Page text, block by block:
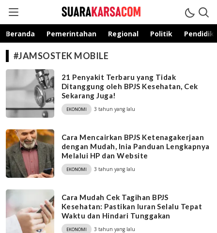
suarakarsa.com
Informasi terpercaya
Beranda Pemerintahan Regional Politik
#JAMSOSTEK MOBILE
21 Penyakit Terbaru yang Tidak
Ditanggung oleh BPJS Kesehatan, Cek
Sekarang Juga!
EKONOMI 3 tahun yang lalu
Cara Mencairkan BPJS Ketenagakerjaan
dengan Mudah, Inia Panduan Lengkapnya
Melalui HP dan Website
EKONOMI 3 tahun yang lalu
Cara Mudah Cek Tagihan BPJS
Kesehatan: Pastikan Iuran Selalu Tepat
Waktu dan Hindari Tunggakan
EKONOMI 3 tahun yang lalu